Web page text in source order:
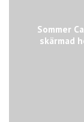
Sommer
skärmad